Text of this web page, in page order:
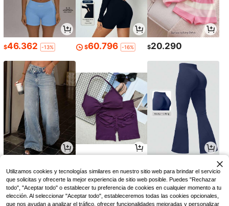
$46.362 -13% $60.796 -16% $20.290
Utilizamos cookies y tecnologías similares en nuestro sitio web para brindar el servicio
que solicitas y ofrecerte la mejor experiencia de sitio web posible. Puedes "Rechazar
todo", "Aceptar todo" o establecer tu preferencia de cookies en cualquier momento a tu
elección. Al seleccionar "Aceptar todo", estableceremos todas las cookies opcionales,
que nos ayudan a analizar el tráfico, ofrecer funcionalidades mejoradas y personalizar